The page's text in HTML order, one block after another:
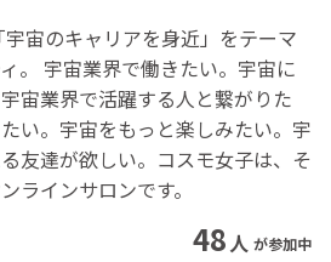
宇宙のキャリアを身近」をテーマ
。 宇宙業界で働きたい。宇宙に
宙業界で活躍する人と繋がりた
い。宇宙をもっと楽しみたい。宇
友達が欲しい。コスモ女子は、そ
ラインサロンです。
48人 が参加中